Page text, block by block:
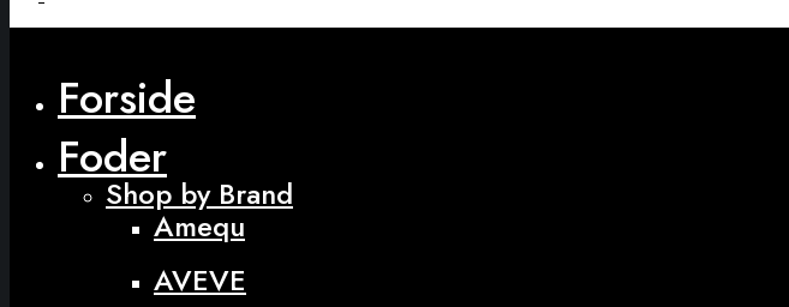
Forside
Foder
Shop by Brand
Amequ
AVEVE